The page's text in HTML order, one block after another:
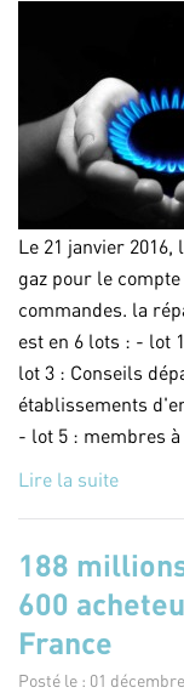
Le 21 janvier
gaz pour le
commandes. la
est en 6 lots : - lot
lot 3 : Conseils
établissements
- lot 5 : membres
Lire la suite
188
600
France
Posté le : 01